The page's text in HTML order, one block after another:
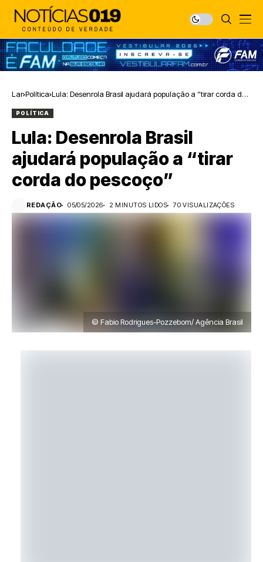
Lar Política Lula: Desenrola Brasil ajudará população a “tirar corda do
POLÍTICA
Lula: Desenrola Brasil
ajudará população a “tirar
corda do pescoço”
REDAÇÃO 05/05/2026 2 MINUTOS LIDOS 70 VISUALIZAÇÕES
© Fabio Rodrigues-Pozzebom/ Agência Brasil